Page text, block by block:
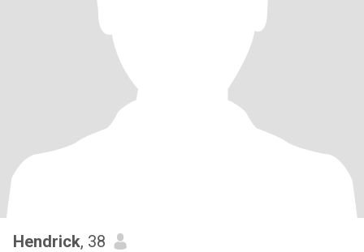
Hendrick, 38